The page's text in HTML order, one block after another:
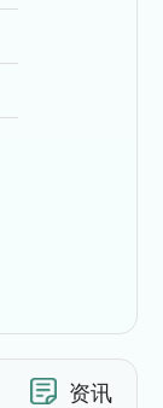
资讯